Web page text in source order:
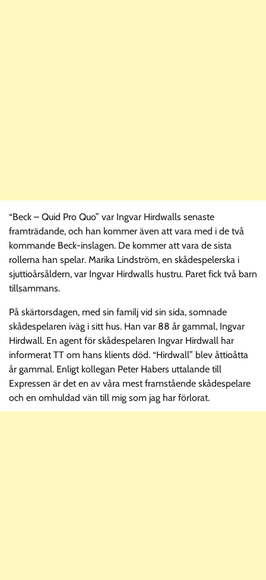
“Beck – Quid Pro Quo” var Ingvar Hirdwalls senaste
framträdande, och han kommer även att vara med i de två
kommande Beck-inslagen. De kommer att vara de sista
rollerna han spelar. Marika Lindström, en skådespelerska i
sjuttioårsåldern, var Ingvar Hirdwalls hustru. Paret fick två barn
tillsammans.
På skärtorsdagen, med sin familj vid sin sida, somnade
skådespelaren iväg i sitt hus. Han var 88 år gammal, Ingvar
Hirdwall. En agent för skådespelaren Ingvar Hirdwall har
informerat TT om hans klients död. “Hirdwall” blev åttioåtta
år gammal. Enligt kollegan Peter Habers uttalande till
Expressen är det en av våra mest framstående skådespelare
och en omhuldad vän till mig som jag har förlorat.